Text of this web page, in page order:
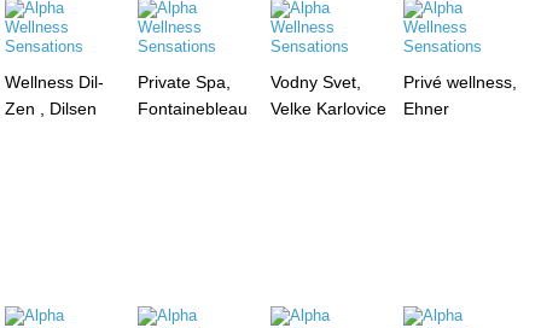
Wellness Dil-
Zen , Dilsen
Private Spa,
Fontainebleau
Vodny Svet,
Velke Karlovice
Privé wellness,
Ehner